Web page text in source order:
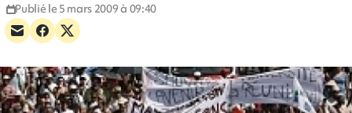
Publié le 5 mars 2009 à 09:40